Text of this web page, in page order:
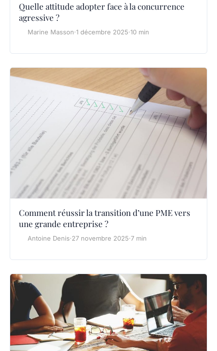
Quelle attitude adopter face à la concurrence
agressive ?
Marine Masson·1 décembre 2025·10 min
Comment réussir la transition d’une PME vers
une grande entreprise ?
Antoine Denis·27 novembre 2025·7 min